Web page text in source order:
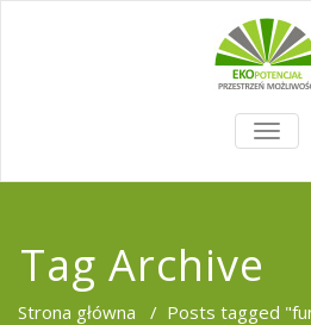
Tag Archive
Strona główna / Posts tagged